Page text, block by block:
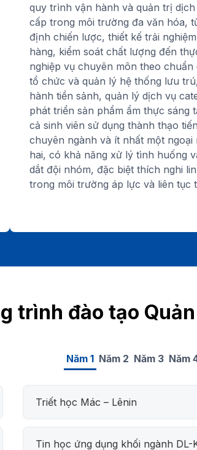
quy trình vận hành và quản trị dịch
cấp trong môi trường đa văn hóa,
định chiến lược, thiết kế trải
hàng, kiểm soát chất lượng đến
nghiệp vụ chuyên môn theo chuẩn
tổ chức và quản lý hệ thống lưu
hành tiền sảnh, quản lý dịch vụ
phát triển sản phẩm ẩm thực sáng
cả sinh viên sử dụng thành thạo
chuyên ngành và ít nhất một ngoại
hai, có khả năng xử lý tình huống
dắt đội nhóm, đặc biệt thích nghi
trong môi trường áp lực và liên tục
trình đào tạo
Năm 1 Năm 2 Năm 3 Năm
Triết học Mác – Lênin
Tin học ứng dụng khối ngành DL-